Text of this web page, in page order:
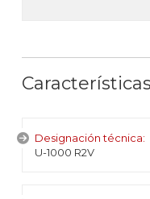
Designación técnica:
U-1000 R2V